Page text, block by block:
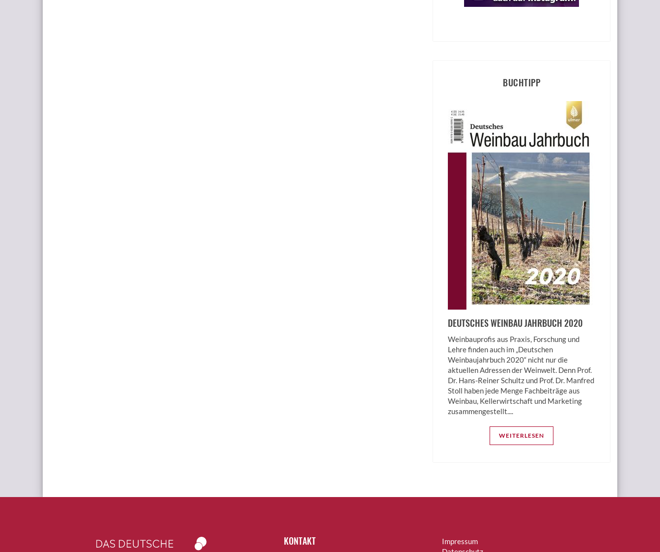
BUCHTIPP
DEUTSCHES WEINBAU JAHRBUCH 2020
Weinbauprofis aus Praxis, Forschung und
Lehre finden auch im „Deutschen
Weinbaujahrbuch 2020“ nicht nur die
aktuellen Adressen der Weinwelt. Denn Prof.
Dr. Hans-Reiner Schultz und Prof. Dr. Manfred
Stoll haben jede Menge Fachbeiträge aus
Weinbau, Kellerwirtschaft und Marketing
zusammengestellt....
WEITERLESEN
KONTAKT
Impressum